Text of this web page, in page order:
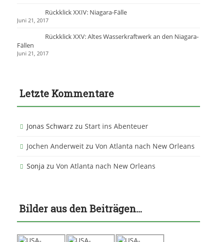
Rückklick XXIV: Niagara-Fälle
Juni 21, 2017
Rückklick XXV: Altes Wasserkraftwerk an den Niagara-
Fällen
Juni 21, 2017
Letzte Kommentare
Jonas Schwarz zu Start ins Abenteuer
Jochen Anderweit zu Von Atlanta nach New Orleans
Sonja zu Von Atlanta nach New Orleans
Bilder aus den Beiträgen…